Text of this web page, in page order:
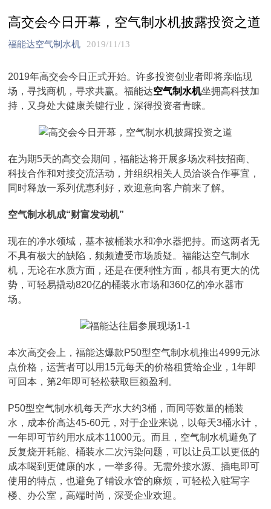
高交会今日开幕，空气制水机披露投资之道
福能达空气制水机 2019/11/13
2019年高交会今日正式开始。许多投资创业者即将亲临现
场，寻找商机，寻求共赢。福能达空气制水机坐拥高科技加
持，又身处大健康关键行业，深得投资者青睐。
在为期5天的高交会期间，福能达将开展多场次科技招商、
科技合作和对接交流活动，并组织相关人员洽谈合作事宜，
同时释放一系列优惠利好，欢迎意向客户前来了解。
空气制水机成“财富发动机”
现在的净水领域，基本被桶装水和净水器把持。而这两者无
不具有极大的缺陷，频频遭受市场质疑。福能达空气制水
机，无论在水质方面，还是在便利性方面，都具有更大的优
势，可轻易撬动820亿的桶装水市场和360亿的净水器市
场。
本次高交会上，福能达爆款P50型空气制水机推出4999元冰
点价格，运营者可以用15元每天的价格租赁给企业，1年即
可回本，第2年即可轻松获取巨额盈利。
P50型空气制水机每天产水大约3桶，而同等数量的桶装
水，成本价高达45-60元，对于企业来说，以每天3桶水计，
一年即可节约用水成本11000元。而且，空气制水机避免了
反复烧开耗能、桶装水二次污染问题，可以让员工以更低的
成本喝到更健康的水，一举多得。无需外接水源、插电即可
使用的特点，也避免了铺设水管的麻烦，可轻松入驻写字
楼、办公室，高端时尚，深受企业欢迎。